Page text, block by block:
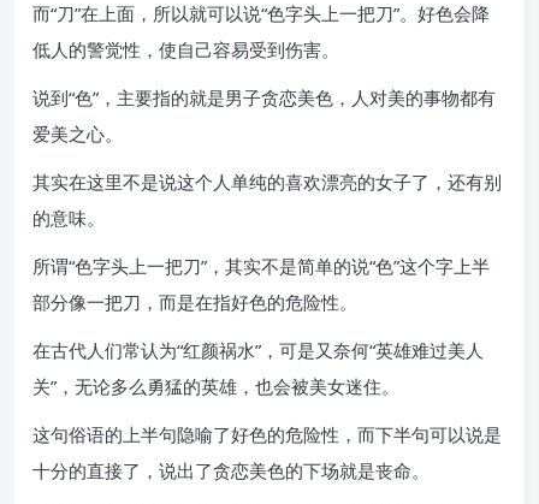
而“刀”在上面，所以就可以说“色字头上一把刀”。好色会降
低人的警觉性，使自己容易受到伤害。
说到“色”，主要指的就是男子贪恋美色，人对美的事物都有
爱美之心。
其实在这里不是说这个人单纯的喜欢漂亮的女子了，还有别
的意味。
所谓“色字头上一把刀”，其实不是简单的说“色”这个字上半
部分像一把刀，而是在指好色的危险性。
在古代人们常认为“红颜祸水”，可是又奈何“英雄难过美人
关”，无论多么勇猛的英雄，也会被美女迷住。
这句俗语的上半句隐喻了好色的危险性，而下半句可以说是
十分的直接了，说出了贪恋美色的下场就是丧命。